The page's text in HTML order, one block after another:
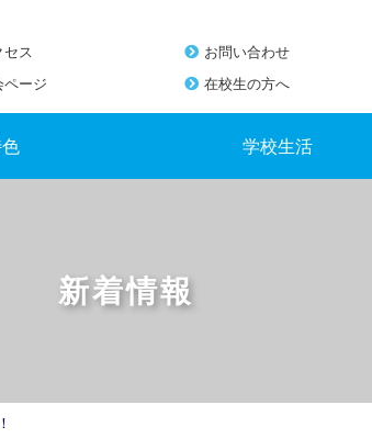
ス お問い合わせ
ページ
在校生の方へ
学校生活
新着情報